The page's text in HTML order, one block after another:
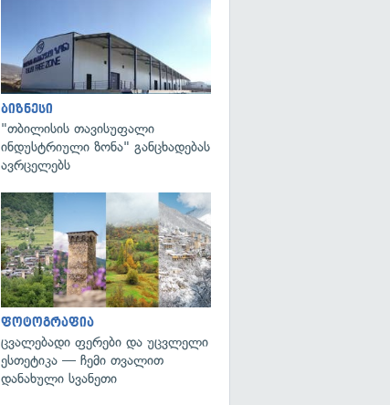
ბიზნესი
"თბილისის თავისუფალი
ინდუსტრიული ზონა" განცხადებას
ავრცელებს
ფოტოგრაფია
ცვალებადი ფერები და უცვლელი
ესთეტიკა — ჩემი თვალით
დანახული სვანეთი